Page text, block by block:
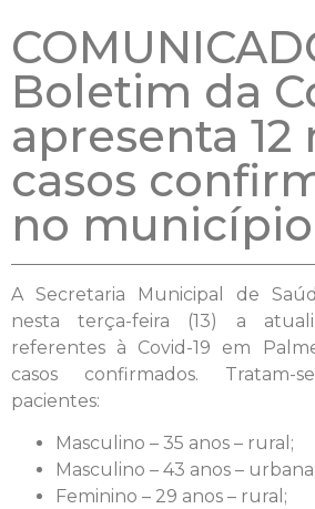
Boletim da
apresenta 12
casos
no município
A Secretaria Municipal de
nesta terça-feira (13) a
referentes à Covid-19 em
casos confirmados. Tratam-
pacientes:
Masculino – 35 anos – rural;
Masculino – 43 anos – urbana;
Feminino – 29 anos – rural;